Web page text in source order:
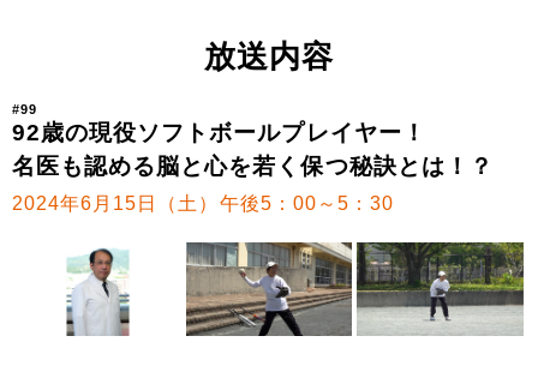
放送内容
#99
92歳の現役ソフトボールプレイヤー！
名医も認める脳と心を若く保つ秘訣とは！？
2024年6月15日（土）午後5：00～5：30